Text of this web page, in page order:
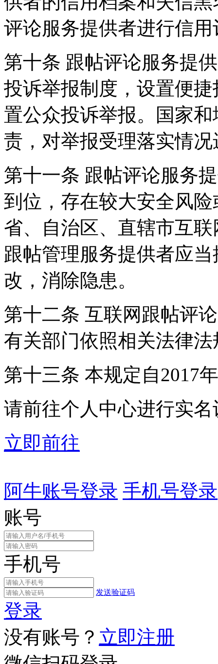
评论服务提供者进行信用
第十条 跟帖评论服务提
投诉举报制度，设置便
置公众投诉举报。国家
责，对举报受理落实情
第十一条 跟帖评论服务
到位，存在较大安全风
省、自治区、直辖市互
跟帖管理服务提供者应
改，消除隐患。
第十二条 互联网跟帖评
有关部门依照相关法律
第十三条 本规定自2017
请前往个人中心进行实名
立即前往
阿牛账号登录 手机号登录
账号
手机号
发送验证码
登录
没有账号？ 立即注册